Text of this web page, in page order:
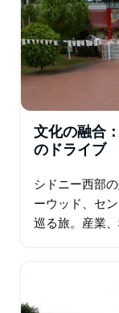
文化の融合
のドライブ
シドニー西部
ーウッド、セ
巡る旅。産業